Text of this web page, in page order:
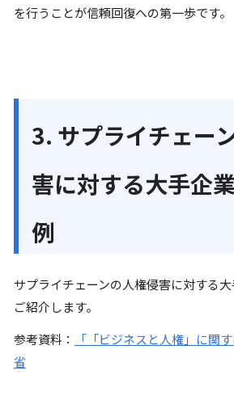
を行うことが信頼回復への第一歩です。
3. サプライチェー
害に対する大手企
例
サプライチェーンの人権侵害に対する
ご紹介します。
参考資料：
「「ビジネスと人権」に関
省